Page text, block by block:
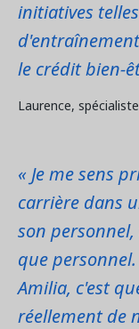
initiatives
le crédit bien-
Laurence,
« Je me sens
carrière dans
son
que
Amilia, c'est
réellement de